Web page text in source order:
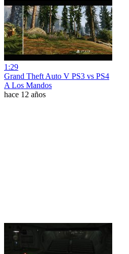
1:29
Grand Theft Auto V PS3 vs PS4
A Los Mandos
hace 12 años